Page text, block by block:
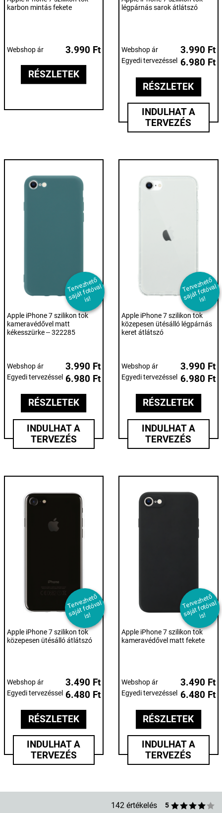
karbon mintás fekete
Webshop ár 3.990 Ft
RÉSZLETEK
légpárnás sarok átlátszó
Webshop ár 3.990 Ft
Egyedi tervezéssel 6.980 Ft
RÉSZLETEK
INDULHAT A
TERVEZÉS
T
er
v
e
z
h
et
ő
s
aj
át f
ot
ó
v
al
i
s!
Apple iPhone 7 szilikon tok
kameravédővel matt
kékesszürke -- 322285
Webshop ár 3.990 Ft
Egyedi tervezéssel 6.980 Ft
RÉSZLETEK
INDULHAT A
TERVEZÉS
T
er
v
e
z
h
et
ő
s
aj
át f
ot
ó
v
al
i
s!
Apple iPhone 7 szilikon tok
közepesen ütésálló légpárnás
keret átlátszó
Webshop ár 3.990 Ft
Egyedi tervezéssel 6.980 Ft
RÉSZLETEK
INDULHAT A
TERVEZÉS
T
er
v
e
z
h
et
ő
s
aj
át f
ot
ó
v
al
i
s!
Apple iPhone 7 szilikon tok
közepesen ütésálló átlátszó
Webshop ár 3.490 Ft
Egyedi tervezéssel 6.480 Ft
RÉSZLETEK
INDULHAT A
TERVEZÉS
T
er
v
e
z
h
et
ő
s
aj
át f
ot
ó
v
al
i
s!
Apple iPhone 7 szilikon tok
kameravédővel matt fekete
Webshop ár 3.490 Ft
Egyedi tervezéssel 6.480 Ft
RÉSZLETEK
INDULHAT A
TERVEZÉS
142 értékelés 5